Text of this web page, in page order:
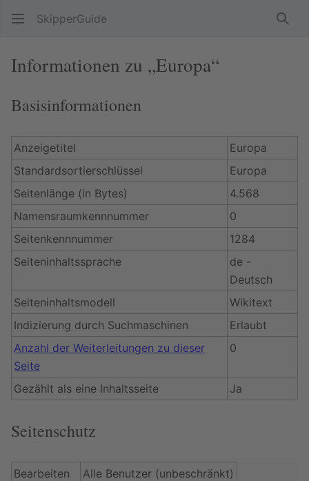
SkipperGuide
Informationen zu „Europa“
Basisinformationen
Anzeigetitel
Europa
Standardsortierschlüssel
Europa
Seitenlänge (in Bytes)
4.568
Namensraumkennnummer
0
Seitenkennnummer
1284
Seiteninhaltssprache
de -
Deutsch
Seiteninhaltsmodell
Wikitext
Indizierung durch Suchmaschinen
Erlaubt
Anzahl der Weiterleitungen zu dieser
Seite
0
Gezählt als eine Inhaltsseite Ja
Seitenschutz
Bearbeiten
Alle Benutzer (unbeschränkt)